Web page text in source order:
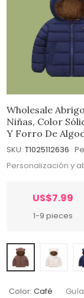
Wholesale
Niñas, Color
Y Forro De
SKU: T1025112636
Personalización y
US$7.99
1-9 pieces
Color: Café